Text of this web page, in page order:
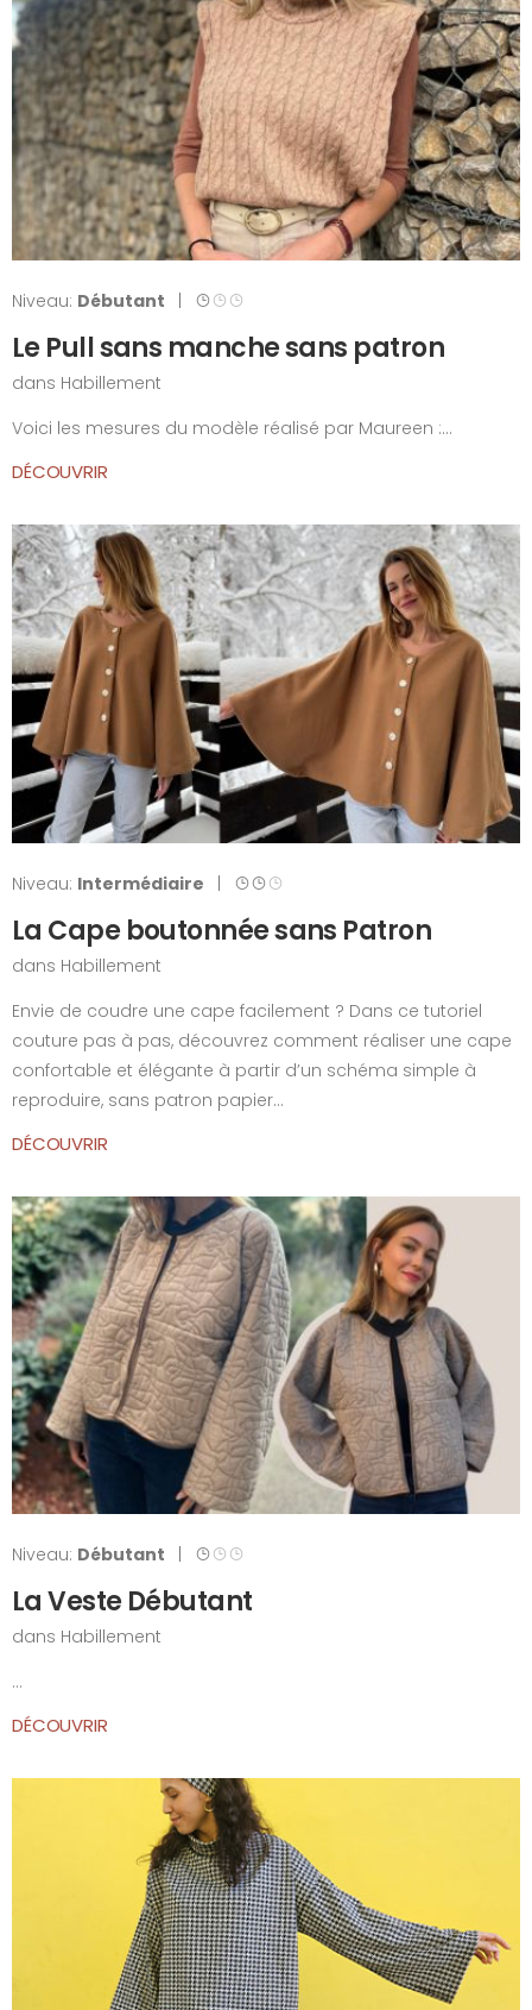
Niveau: Débutant
Le Pull sans manche sans patron
dans Habillement
Voici les mesures du modèle réalisé par Maureen :...
DÉCOUVRIR
Niveau: Intermédiaire |
La Cape boutonnée sans Patron
dans Habillement
Envie de coudre une cape facilement ? Dans ce tutoriel
couture pas à pas, découvrez comment réaliser une cape
confortable et élégante à partir d’un schéma simple à
reproduire, sans patron papier...
DÉCOUVRIR
Niveau: Débutant
La Veste Débutant
dans Habillement
...
DÉCOUVRIR